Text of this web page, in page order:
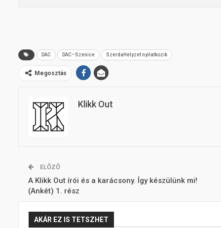
DAC DAC–Szenice SzerdaHelyzet nyilatkozik
Megosztás
Klikk Out
ELŐZŐ
A Klikk Out írói és a karácsony. Így készülünk mi!
(Ankét) 1. rész
AKÁR EZ IS TETSZHET